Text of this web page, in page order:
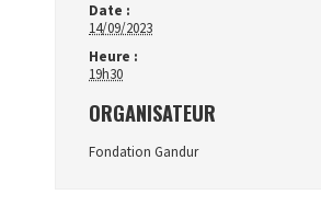
Date :
14/09/2023
Heure :
19h30
ORGANISATEUR
Fondation Gandur